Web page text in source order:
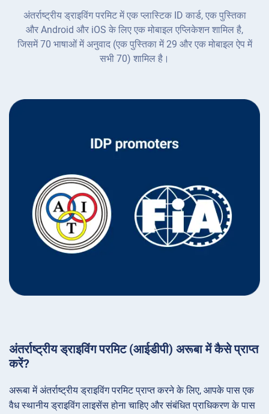
अंतर्राष्ट्रीय ड्राइविंग परमिट में एक प्लास्टिक ID कार्ड, एक पुस्तिका
और Android और iOS के लिए एक मोबाइल एप्लिकेशन शामिल है,
जिसमें 70 भाषाओं में अनुवाद (एक पुस्तिका में 29 और एक मोबाइल ऐप में
सभी 70) शामिल है।
अंतर्राष्ट्रीय ड्राइविंग परमिट (आईडीपी) अरूबा में कैसे प्राप्त
करें?
अरूबा में अंतर्राष्ट्रीय ड्राइविंग परमिट प्राप्त करने के लिए, आपके पास एक
वैध स्थानीय ड्राइविंग लाइसेंस होना चाहिए और संबंधित प्राधिकरण के पास